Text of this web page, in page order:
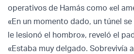
operativos de Hamás como «el
«En un momento dado, un túnel
le lesionó el hombro», reveló el
«Estaba muy delgado. Sobrevivía